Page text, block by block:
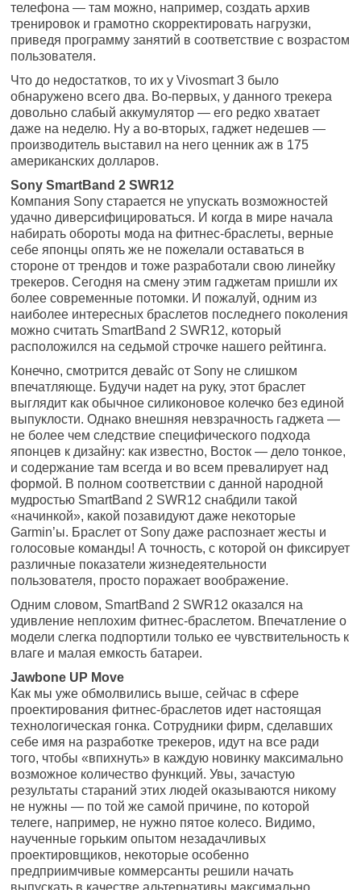
телефона — там можно, например, создать архив
тренировок и грамотно скорректировать нагрузки,
приведя программу занятий в соответствие с возрастом
пользователя.
Что до недостатков, то их у Vivosmart 3 было
обнаружено всего два. Во-первых, у данного трекера
довольно слабый аккумулятор — его редко хватает
даже на неделю. Ну а во-вторых, гаджет недешев —
производитель выставил на него ценник аж в 175
американских долларов.
Sony SmartBand 2 SWR12
Компания Sony старается не упускать возможностей
удачно диверсифицироваться. И когда в мире начала
набирать обороты мода на фитнес-браслеты, верные
себе японцы опять же не пожелали оставаться в
стороне от трендов и тоже разработали свою линейку
трекеров. Сегодня на смену этим гаджетам пришли их
более современные потомки. И пожалуй, одним из
наиболее интересных браслетов последнего поколения
можно считать SmartBand 2 SWR12, который
расположился на седьмой строчке нашего рейтинга.
Конечно, смотрится девайс от Sony не слишком
впечатляюще. Будучи надет на руку, этот браслет
выглядит как обычное силиконовое колечко без единой
выпуклости. Однако внешняя невзрачность гаджета —
не более чем следствие специфического подхода
японцев к дизайну: как известно, Восток — дело тонкое,
и содержание там всегда и во всем превалирует над
формой. В полном соответствии с данной народной
мудростью SmartBand 2 SWR12 снабдили такой
«начинкой», какой позавидуют даже некоторые
Garmin’ы. Браслет от Sony даже распознает жесты и
голосовые команды! А точность, с которой он фиксирует
различные показатели жизнедеятельности
пользователя, просто поражает воображение.
Одним словом, SmartBand 2 SWR12 оказался на
удивление неплохим фитнес-браслетом. Впечатление о
модели слегка подпортили только ее чувствительность к
влаге и малая емкость батареи.
Jawbone UP Move
Как мы уже обмолвились выше, сейчас в сфере
проектирования фитнес-браслетов идет настоящая
технологическая гонка. Сотрудники фирм, сделавших
себе имя на разработке трекеров, идут на все ради
того, чтобы «впихнуть» в каждую новинку максимально
возможное количество функций. Увы, зачастую
результаты стараний этих людей оказываются никому
не нужны — по той же самой причине, по которой
телеге, например, не нужно пятое колесо. Видимо,
наученные горьким опытом незадачливых
проектировщиков, некоторые особенно
предприимчивые коммерсанты решили начать
выпускать в качестве альтернативы максимально